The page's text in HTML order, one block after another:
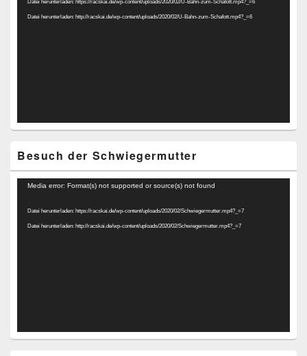
Datei herunterladen: https://racskai.de/wp-content/uploads/2020/02/U-Bahn-zum-Schafott.mp4?_=6
Datei herunterladen: http://racskai.de/wp-content/uploads/2020/02/U-Bahn-zum-Schafott.mp4?_=6
Besuch der Schwiegermutter
Video-
Media error: Format(s) not supported or source(s) not found
Datei herunterladen: https://racskai.de/wp-content/uploads/2020/02/Schwiegermutter.mp4?_=7
Datei herunterladen: http://racskai.de/wp-content/uploads/2020/02/Schwiegermutter.mp4?_=7